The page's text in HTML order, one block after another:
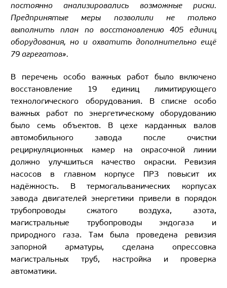
постоянно анализировались возможные риски.
Предпринятые меры позволили не только
выполнить план по восстановлению 405 единиц
оборудования, но и охватить дополнительно ещё
79 агрегатов».
В перечень особо важных работ было включено
восстановление 19 единиц лимитирующего
технологического оборудования. В списке особо
важных работ по энергетическому оборудованию
было семь объектов. В цехе карданных валов
автомобильного завода после очистки
рециркуляционных камер на окрасочной линии
должно улучшиться качество окраски. Ревизия
насосов в главном корпусе ПРЗ повысит их
надёжность. В термогальванических корпусах
завода двигателей энергетики привели в порядок
трубопроводы сжатого воздуха, азота,
магистральные трубопроводы эндогаза и
природного газа. Там была проведена ревизия
запорной арматуры, сделана опрессовка
магистральных труб, настройка и проверка
автоматики.